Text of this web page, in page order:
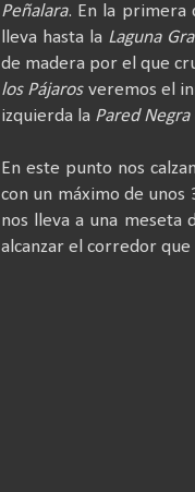
Peñalara. En la primera
lleva hasta la Laguna
de madera por el que
los Pájarosveremos el
izquierda la Pared Negra
En este punto nos
con un máximo de unos
nos lleva a una meseta
alcanzar el corredor que